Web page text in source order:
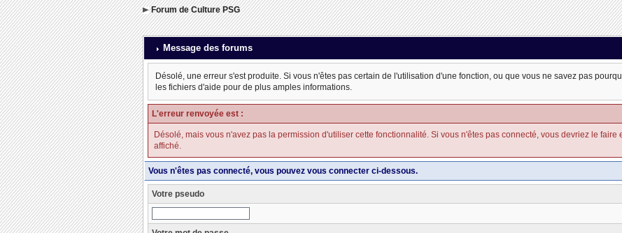
Forum de Culture PSG
Message des forums
Désolé, une erreur s'est produite. Si vous n'êtes pas certain de l'utilisation d'une fonction, ou que vous ne savez pas
les fichiers d'aide pour de plus amples informations.
L'erreur renvoyée est :
Désolé, mais vous n'avez pas la permission d'utiliser cette fonctionnalité. Si vous n'êtes pas connecté, vous devriez le
affiché.
Vous n'êtes pas connecté, vous pouvez vous connecter ci-dessous.
Votre pseudo